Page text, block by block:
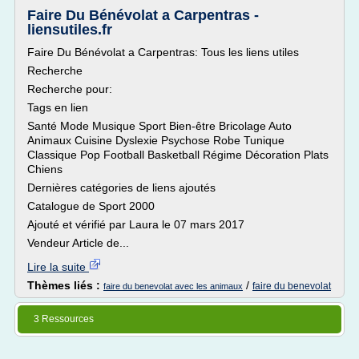
Faire Du Bénévolat a Carpentras -
liensutiles.fr
Faire Du Bénévolat a Carpentras: Tous les liens utiles
Recherche
Recherche pour:
Tags en lien
Santé Mode Musique Sport Bien-être Bricolage Auto
Animaux Cuisine Dyslexie Psychose Robe Tunique
Classique Pop Football Basketball Régime Décoration Plats
Chiens
Dernières catégories de liens ajoutés
Catalogue de Sport 2000
Ajouté et vérifié par Laura le 07 mars 2017
Vendeur Article de...
Lire la suite
Thèmes liés : faire du benevolat avec les animaux / faire du benevolat
3 Ressources